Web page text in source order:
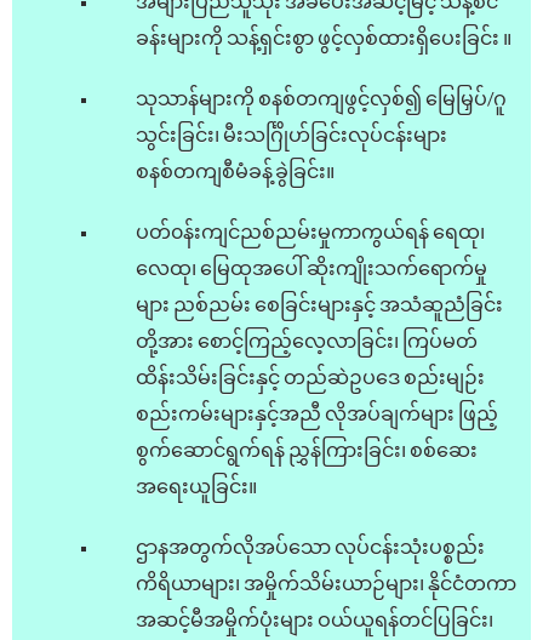
ခန်းများကို သန့်ရှင်းစွာ ဖွင့်လှစ်ထားရှိပေးခြင်း ။
သုသာန်များကို စနစ်တကျဖွင့်လှစ်၍ မြေမြှပ်/ဂူ
သွင်းခြင်း၊ မီးသင်္ဂြိုဟ်ခြင်းလုပ်ငန်းများ
စနစ်တကျစီမံခန့်ခွဲခြင်း။
ပတ်၀န်းကျင်ညစ်ညမ်းမှုကာကွယ်ရန် ရေထု၊
လေထု၊ မြေထုအပေါ် ဆိုးကျိုးသက်ရောက်မှု
များ ညစ်ညမ်း စေခြင်းများနှင့် အသံဆူညံခြင်း
တို့အား စောင့်ကြည့်လေ့လာခြင်း၊ ကြပ်မတ်
ထိန်းသိမ်းခြင်းနှင့် တည်ဆဲဥပဒေ စည်းမျဉ်း
စည်းကမ်းများနှင့်အညီ လိုအပ်ချက်များ ဖြည့်
စွက်ဆောင်ရွက်ရန် ညွှန်ကြားခြင်း၊ စစ်ဆေး
အရေးယူခြင်း။
ဌာနအတွက်လိုအပ်သော လုပ်ငန်းသုံးပစ္စည်း
ကိရိယာများ၊ အမှိုက်သိမ်းယာဉ်များ၊ နိုင်ငံတကာ
အဆင့်မီအမှိုက်ပုံးများ ဝယ်ယူရန်တင်ပြခြင်း၊